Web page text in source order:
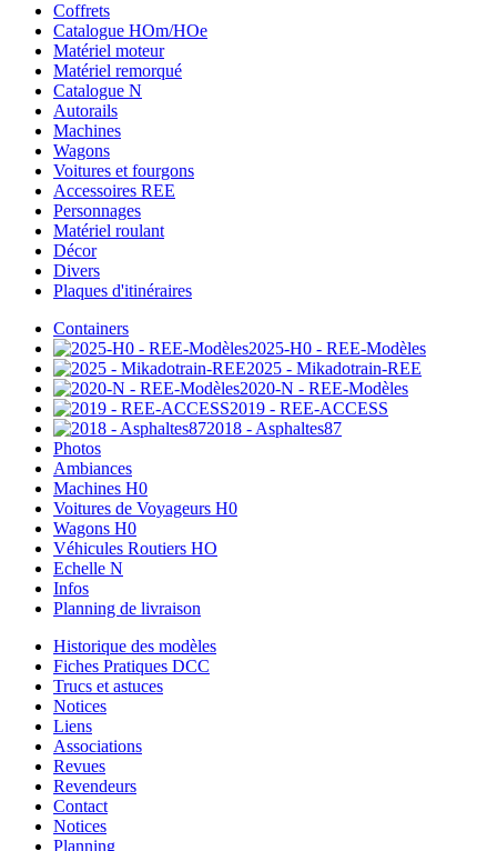
Coffrets
Catalogue HOm/HOe
Matériel moteur
Matériel remorqué
Catalogue N
Autorails
Machines
Wagons
Voitures et fourgons
Accessoires REE
Personnages
Matériel roulant
Décor
Divers
Plaques d'itinéraires
Containers
2025-H0 - REE-Modèles
2025 - Mikadotrain-REE
2020-N - REE-Modèles
2019 - REE-ACCESS
2018 - Asphaltes87
Photos
Ambiances
Machines H0
Voitures de Voyageurs H0
Wagons H0
Véhicules Routiers HO
Echelle N
Infos
Planning de livraison
Historique des modèles
Fiches Pratiques DCC
Trucs et astuces
Notices
Liens
Associations
Revues
Revendeurs
Contact
Notices
Planning